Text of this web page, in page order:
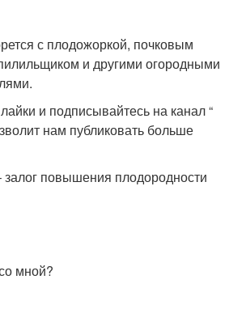
с плодожоркой, почковым
и другими огородными
и подписывайтесь на канал “
нам публиковать больше
повышения плодородности
мной?